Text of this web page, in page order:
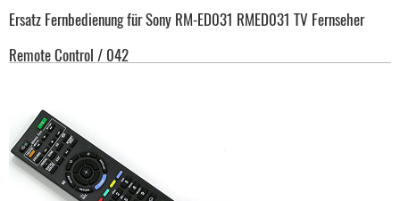
Ersatz Fernbedienung für Sony RM-ED031 RMED031 TV Fernseher
Remote Control / 042